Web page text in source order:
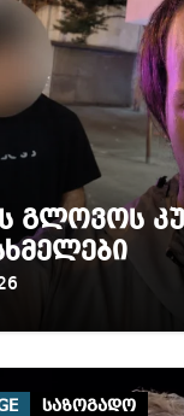
გლოვოს
საზოგადო